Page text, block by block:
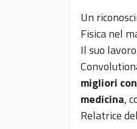
Un
Fisica nel
Il suo
migliori
medicina,
Relatrice